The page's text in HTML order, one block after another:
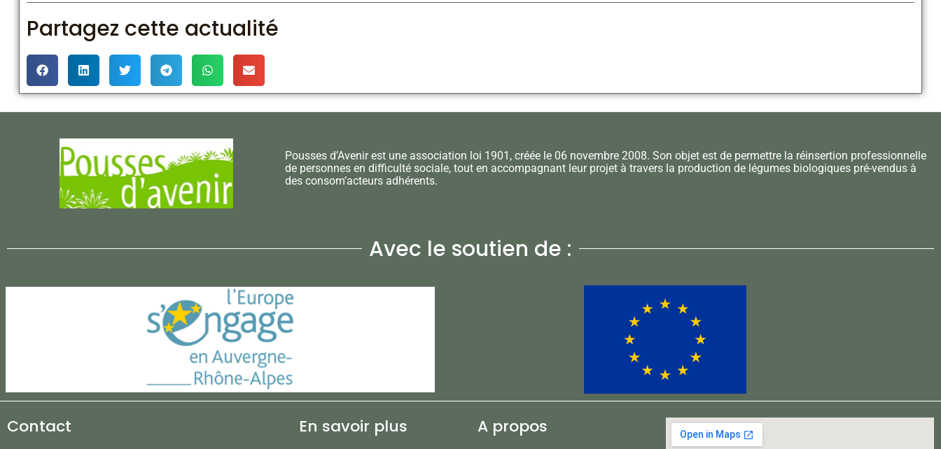
Partagez cette actualité
Pousses d’Avenir est une association loi 1901, créée le 06 novembre 2008. Son objet est de permettre la réinsertion professionnelle
de personnes en difficulté sociale, tout en accompagnant leur projet à travers la production de légumes biologiques pré-vendus à
des consom’acteurs adhérents.
Avec le soutien de :
Contact En savoir plus A propos